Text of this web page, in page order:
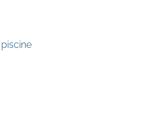
piscine